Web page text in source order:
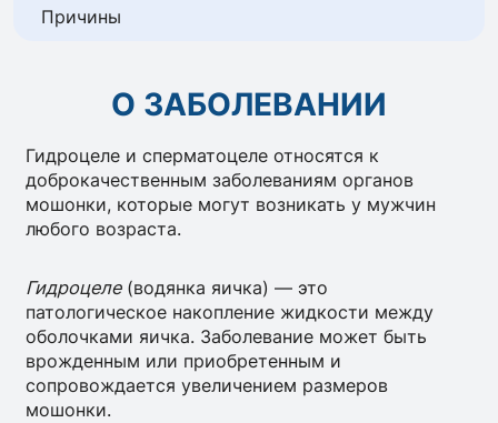
Причины
О ЗАБОЛЕВАНИИ
Гидроцеле и сперматоцеле относятся к
доброкачественным заболеваниям органов
мошонки, которые могут возникать у мужчин
любого возраста.
Гидроцеле (водянка яичка) — это
патологическое накопление жидкости между
оболочками яичка. Заболевание может быть
врожденным или приобретенным и
сопровождается увеличением размеров
мошонки.